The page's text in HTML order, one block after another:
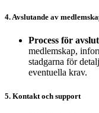
4. Avslutande av
Process för
medlemskap,
stadgarna för
eventuella krav.
5. Kontakt och support